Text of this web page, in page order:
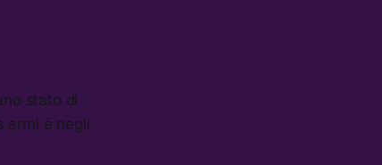
stato di
armi è negli